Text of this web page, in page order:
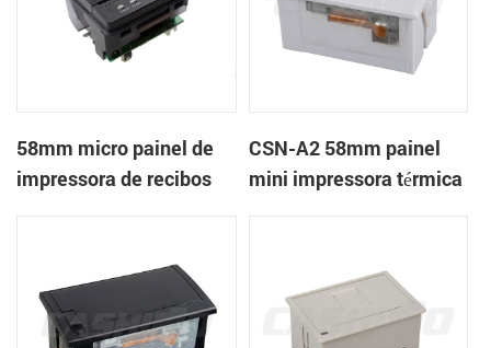
58mm micro painel de
impressora de recibos
CSN-A2 58mm painel
mini impressora térmica